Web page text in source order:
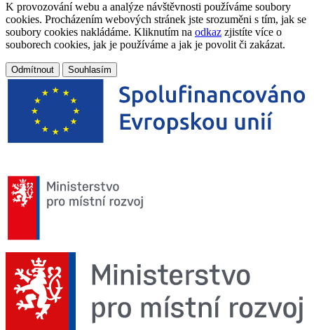
K provozování webu a analýze návštěvnosti používáme soubory
cookies. Procházením webových stránek jste srozuměni s tím, jak se
soubory cookies nakládáme. Kliknutím na odkaz zjistíte více o
souborech cookies, jak je používáme a jak je povolit či zakázat.
Odmítnout Souhlasím